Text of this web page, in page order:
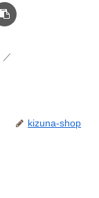
kizuna-shop